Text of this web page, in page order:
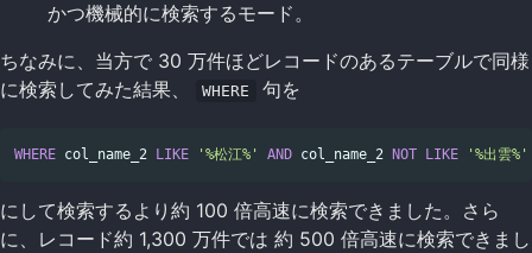
かつ機械的に検索するモード。
ちなみに、当方で 30 万件ほどレコードのあるテーブルで同様
に検索してみた結果、
WHERE 句を
WHERE col_name_2 LIKE '%松江%' AND col_name_2 NOT LIKE '%出雲%'
にして検索するより約 100 倍高速に検索できました。さら
に、レコード約 1,300 万件では 約 500 倍高速に検索できまし